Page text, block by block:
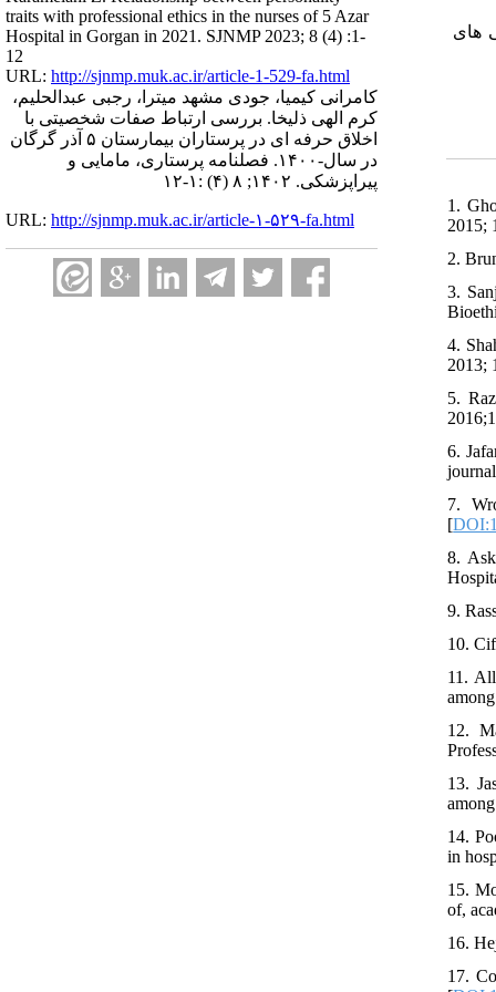
traits with professional ethics in the nurses of 5 Azar
Hospital in Gorgan in 2021. SJNMP 2023; 8 (4) :1-
12
URL: http://sjnmp.muk.ac.ir/article-1-529-fa.html
کامرانی کیمیا، جودی مشهد میترا، رجبی عبدالحلیم،
کرم الهی ذلیخا. بررسی ارتباط صفات شخصیتی با
اخلاق حرفه ای در پرستاران بیمارستان ۵ آذر گرگان
در سال-۱۴۰۰. فصلنامه پرستاری، مامایی و
پیراپزشکی. ۱۴۰۲; ۸ (۴) :۱-۱۲
URL: http://sjnmp.muk.ac.ir/article-۱-۵۲۹-fa.html
های
1.
2015;
2.
3.
4.
2013;
5.
6.
7.
[
8.
9.
10.
11.
12.
13.
14.
in
15.
of,
16.
17.